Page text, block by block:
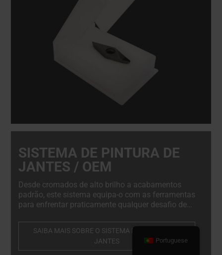
SISTEMA DE PINTURA DE
JANTES / OEM
Desde cromados de alto brilho a acabamentos
padrão, este sistema equipa-o com as ferramentas
para enfrentar praticamente qualquer desafio de
de 89 tonalidades específicas de OEM garante-lhe a
possibilidade de satisfazer uma grande variedade
de marcas e modelos de veículos, destacando os
SAIBA MAIS SOBRE O SISTEMA DE PINTURA DE
JANTES
Portuguese